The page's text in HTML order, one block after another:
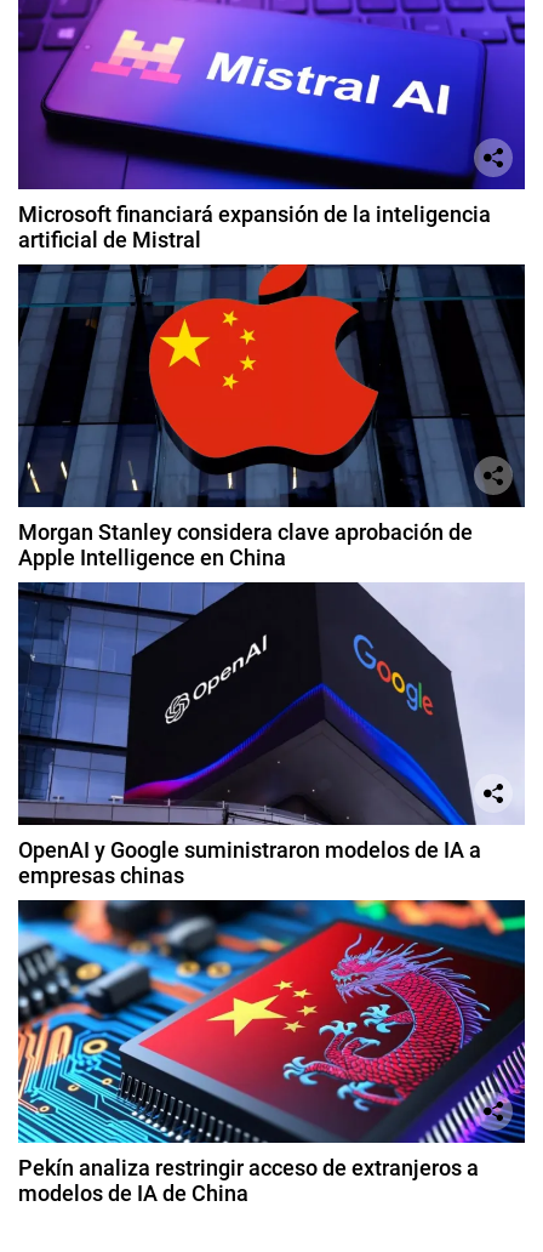
Microsoft financiará expansión de la inteligencia
artificial de Mistral
Morgan Stanley considera clave aprobación de
Apple Intelligence en China
OpenAI y Google suministraron modelos de IA a
empresas chinas
Pekín analiza restringir acceso de extranjeros a
modelos de IA de China